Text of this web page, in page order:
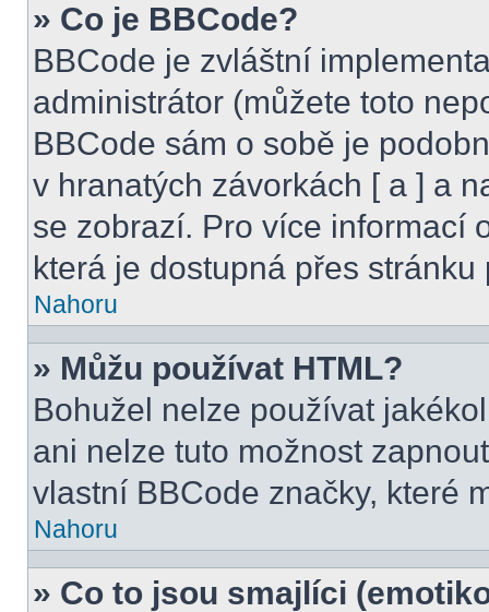
» Co je BBCode?
BBCode je zvláštní
administrátor (můžete toto
BBCode sám o sobě je
v hranatých závorkách [ a ] a
se zobrazí. Pro více informací
která je dostupná přes stránku
Nahoru
» Můžu používat HTML?
Bohužel nelze používat
ani nelze tuto možnost
vlastní BBCode značky, které
Nahoru
» Co to jsou smajlíci